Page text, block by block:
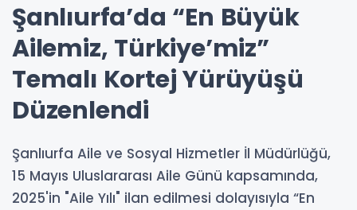
Şanlıurfa’da “En Büyük
Ailemiz, Türkiye’miz”
Temalı Kortej Yürüyüşü
Düzenlendi
Şanlıurfa Aile ve Sosyal Hizmetler İl Müdürlüğü,
15 Mayıs Uluslararası Aile Günü kapsamında,
2025'in "Aile Yılı" ilan edilmesi dolayısıyla “En